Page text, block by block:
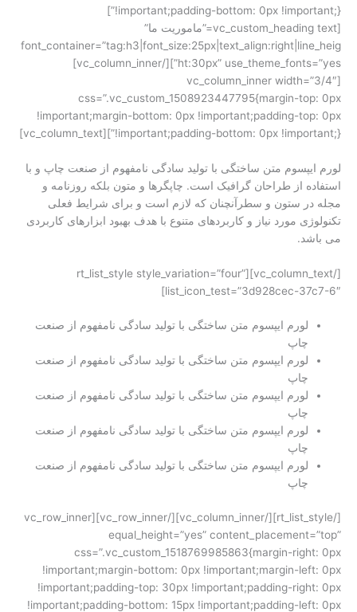
!important;padding-bottom: 0px !important;}”]
[vc_custom_heading text=”ماموریت ما”
font_container=”tag:h3|font_size:25px|text_align:right|line_heig
ht:30px” use_theme_fonts=”yes”][/vc_column_inner]
[vc_column_inner width=”3/4″
css=”.vc_custom_1508923447795{margin-top: 0px
!important;margin-bottom: 0px !important;padding-top: 0px
!important;padding-bottom: 0px !important;}”][vc_column_text]
لورم ایپسوم متن ساختگی با تولید سادگی نامفهوم از صنعت چاپ و با
استفاده از طراحان گرافیک است. چاپگرها و متون بلکه روزنامه و
مجله در ستون و سطرآنچنان که لازم است و برای شرایط فعلی
تکنولوژی مورد نیاز و کاربردهای متنوع با هدف بهبود ابزارهای کاربردی
می باشد.
[/vc_column_text][rt_list_style style_variation=”four”
list_icon_test=”3d928cec-37c7-6″]
لورم ایپسوم متن ساختگی با تولید سادگی نامفهوم از صنعت
چاپ
لورم ایپسوم متن ساختگی با تولید سادگی نامفهوم از صنعت
چاپ
لورم ایپسوم متن ساختگی با تولید سادگی نامفهوم از صنعت
چاپ
لورم ایپسوم متن ساختگی با تولید سادگی نامفهوم از صنعت
چاپ
لورم ایپسوم متن ساختگی با تولید سادگی نامفهوم از صنعت
چاپ
[/rt_list_style][/vc_column_inner][/vc_row_inner][vc_row_inner
equal_height=”yes” content_placement=”top”
css=”.vc_custom_1518769985863{margin-right: 0px
!important;margin-bottom: 0px !important;margin-left: 0px
!important;padding-top: 30px !important;padding-right: 0px
!important;padding-bottom: 15px !important;padding-left: 0px